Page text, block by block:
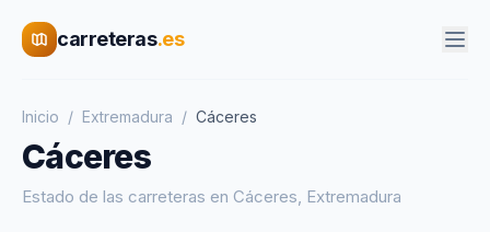
carreteras.es
Inicio / Extremadura / Cáceres
Cáceres
Estado de las carreteras en Cáceres, Extremadura